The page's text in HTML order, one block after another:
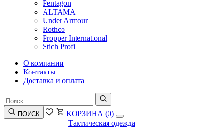
Pentagon
ALTAMA
Under Armour
Rothco
Propper International
Stich Profi
О компании
Контакты
Доставка и оплата
ПОИСК КОРЗИНА (0)
Тактическая одежда